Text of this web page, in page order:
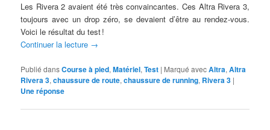
Les Rivera 2 avaient été très convaincantes. Ces Altra Rivera 3,
toujours avec un drop zéro, se devaient d’être au rendez-vous.
Voici le résultat du test !
Continuer la lecture →
Publié dansCourse à pied,Matériel,Test | Marqué avecAltra,Altra
Rivera 3,chaussure de route,chaussure de running, Rivera 3 |
Uneréponse